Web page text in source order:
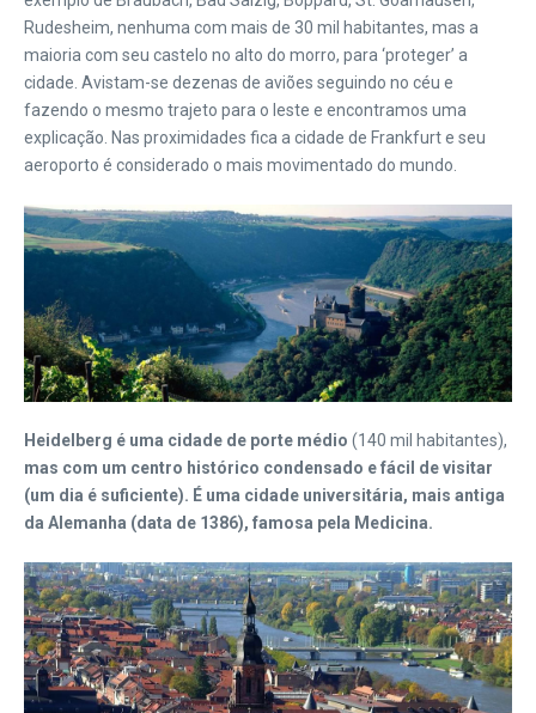
Rudesheim, nenhuma com mais de 30 mil habitantes, mas a
maioria com seu castelo no alto do morro, para ‘proteger’ a
cidade. Avistam-se dezenas de aviões seguindo no céu e
fazendo o mesmo trajeto para o leste e encontramos uma
explicação. Nas proximidades fica a cidade de Frankfurt e seu
aeroporto é considerado o mais movimentado do mundo.
Heidelberg é uma cidade de porte médio (140 mil habitantes),
mas com um centro histórico condensado e fácil de visitar
(um dia é suficiente). É uma cidade universitária, mais antiga
da Alemanha (data de 1386), famosa pela Medicina.